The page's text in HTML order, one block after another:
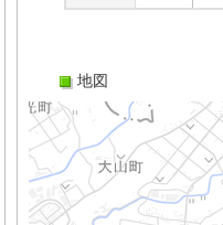
地図